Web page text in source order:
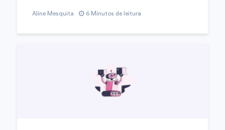
Aline Mesquita 6 Minutos de leitura